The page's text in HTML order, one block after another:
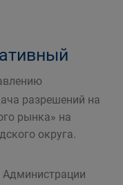
разрешений на
рынка» на
округа.
Администрации